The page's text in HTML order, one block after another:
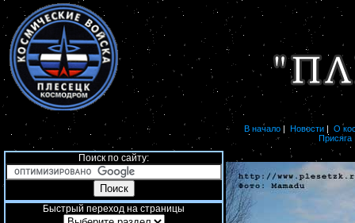
В начало | Новости | О
Присяга
Поиск по сайту:
Быстрый переход на страницы